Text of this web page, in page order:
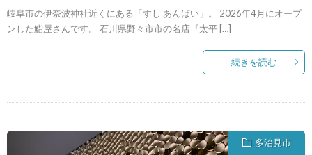
岐阜市の伊奈波神社近くにある「すし あんばい」。 2026年4月にオープ
ンした鮨屋さんです。 石川県野々市市の名店『太平 […]
続きを読む
多治見市